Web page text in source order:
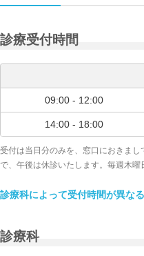
診療受付時間
09:00 - 12:00
14:00 - 18:00
受付は当日分のみを、窓口におきま
で、午後は休診いたします。毎週木曜
診療科によって受付時間が異な
診療科